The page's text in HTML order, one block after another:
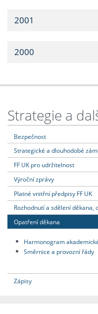
2001
2000
Strategie a
Bezpečnost
Strategické a dlouhodobé
FF UK pro udržitelnost
Výroční zprávy
Platné vnitřní předpisy FF UK
Rozhodnutí a sdělení
Opatření děkana
Harmonogram
Směrnice a provozní řády
Zápisy